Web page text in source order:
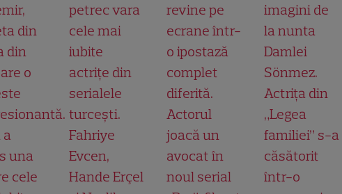
din
din
o
a
una
cele
petrec vara
cele mai
iubite
actrițe din
serialele
turcești.
Fahriye
Evcen,
Hande Erçel
revine pe
ecrane într-
o ipostază
complet
diferită.
Actorul
joacă un
avocat în
noul serial
imagini de
la nunta
Damlei
Sönmez.
Actrița din
„Legea
familiei” s-a
căsătorit
într-o